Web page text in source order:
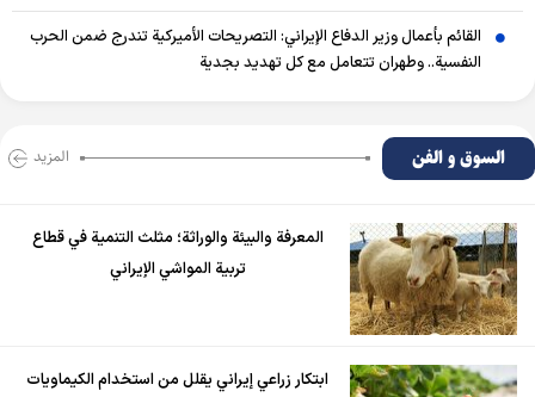
القائم بأعمال وزير الدفاع الإيراني: التصريحات الأميركية تندرج ضمن الحرب
النفسية.. وطهران تتعامل مع كل تهديد بجدية
السوق و الفن المزید
المعرفة والبيئة والوراثة؛ مثلث التنمية في قطاع
تربية المواشي الإيراني
ابتكار زراعي إيراني يقلل من استخدام الكيماويات